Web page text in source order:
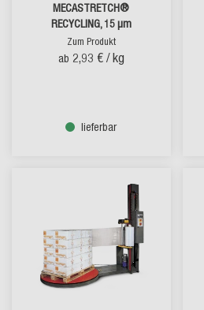
MECASTRETCH®
RECYCLING, 15 µm
Zum Produkt
ab 2,93 € / kg
lieferbar